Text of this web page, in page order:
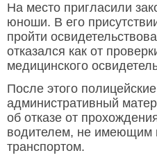
На место пригласили
юноши. В его
пройти
отказался как от
медицинского
После этого
административный
об отказе от
водителем, не имеющим
транспортом.